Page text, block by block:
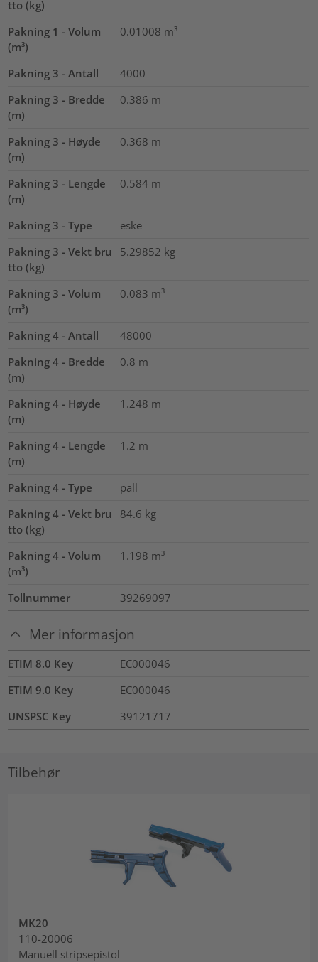
tto (kg)
Pakning 1 - Volum
(m³)
0.01008 m³
Pakning 3 - Antall
4000
Pakning 3 - Bredde
(m)
0.386 m
Pakning 3 - Høyde
(m)
0.368 m
Pakning 3 - Lengde
(m)
0.584 m
Pakning 3 - Type
eske
Pakning 3 - Vekt bru
tto (kg)
5.29852 kg
Pakning 3 - Volum
(m³)
0.083 m³
Pakning 4 - Antall
48000
Pakning 4 - Bredde
(m)
0.8 m
Pakning 4 - Høyde
(m)
1.248 m
Pakning 4 - Lengde
(m)
1.2 m
Pakning 4 - Type
pall
Pakning 4 - Vekt bru
tto (kg)
84.6 kg
Pakning 4 - Volum
(m³)
1.198 m³
Tollnummer 39269097
Mer informasjon
ETIM 8.0 Key
EC000046
ETIM 9.0 Key
EC000046
UNSPSC Key
39121717
Tilbehør
MK20
110-20006
Manuell stripsepistol